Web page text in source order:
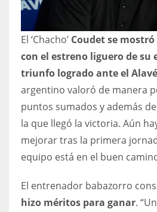
IND
34
MIN
6
PIT
El ‘Chacho’ Coudet se
con el estreno liguero de su
triunfo logrado ante el
argentino valoró de manera
puntos sumados y además
la que llegó la victoria. Aún
mejorar tras la primera
equipo está en el buen
El entrenador babazorro
hizo méritos para ganar.